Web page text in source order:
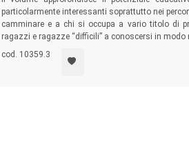
particolarmente interessanti soprattutto nei
camminare e a chi si occupa a vario titolo di
ragazzi e ragazze “difficili” a conoscersi in modo
cod. 10359.3